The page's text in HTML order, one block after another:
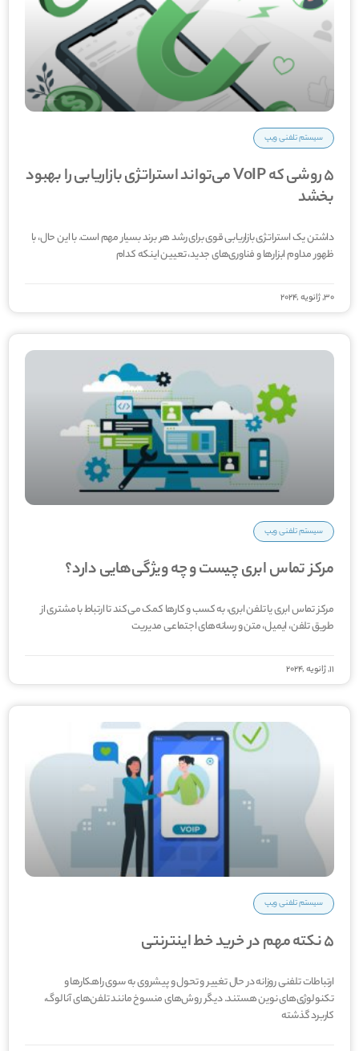
سیستم تلفنی ویپ
5 روشی که VoIP می‌تواند استراتژی بازاریابی را بهبود
بخشد
داشتن یک استراتژی بازاریابی قوی برای رشد هر برند بسیار مهم است. با این حال، با
ظهور مداوم ابزارها و فناوری‌های جدید، تعیین اینکه کدام
30, ژانویه ,2024
سیستم تلفنی ویپ
مرکز تماس ابری چیست و چه ویژگی‌هایی دارد؟
مرکز تماس ابری یا تلفن ابری، به کسب و کار‌ها کمک می‌کند تا ارتباط با مشتری از
طریق تلفن، ایمیل، متن و رسانه‌های اجتماعی مدیریت
11, ژانویه ,2024
سیستم تلفنی ویپ
5 نکته مهم در خرید خط اینترنتی
ارتباطات تلفنی روزانه در حال تغییر و تحول و پیشروی به سوی راهکار‌ها و
تکنولوژی‌های نوین هستند. دیگر روش‌های منسوخ مانند تلفن‌های آنالوگ،
کاربرد گذشته